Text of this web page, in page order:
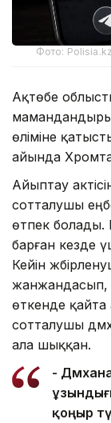
Фото: Polisia.kz
Ақтөбе
өліміне
айында
Айыптау
сотталушы
өтпек болады.
барған кезде
Кейін
жанжандасып,
өткенде қайта
сотталушы
ала шыққан.
-
қоңыр